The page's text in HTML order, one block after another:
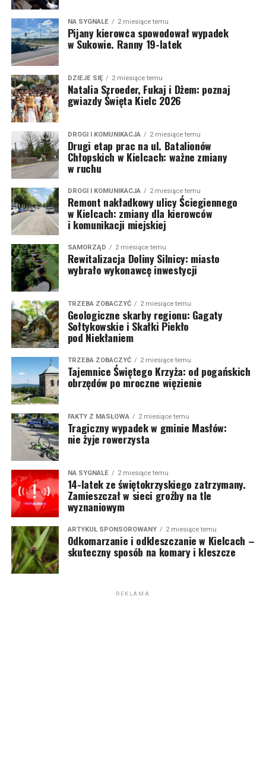
NA SYGNALE 2 miesiące temu
Pijany kierowca spowodował wypadek
w Sukowie. Ranny 19-latek
DZIEJE SIĘ 2 miesiące temu
Natalia Szroeder, Fukaj i Dżem: poznaj
gwiazdy Święta Kielc 2026
DROGI I KOMUNIKACJA 2 miesiące temu
Drugi etap prac na ul. Batalionów
Chłopskich w Kielcach: ważne zmiany
w ruchu
DROGI I KOMUNIKACJA 2 miesiące temu
Remont nakładkowy ulicy Ściegiennego
w Kielcach: zmiany dla kierowców
i komunikacji miejskiej
SAMORZĄD 2 miesiące temu
Rewitalizacja Doliny Silnicy: miasto
wybrało wykonawcę inwestycji
TRZEBA ZOBACZYĆ 2 miesiące temu
Geologiczne skarby regionu: Gagaty
Sołtykowskie i Skałki Piekło
pod Niekłaniem
TRZEBA ZOBACZYĆ 2 miesiące temu
Tajemnice Świętego Krzyża: od pogańskich
obrzędów po mroczne więzienie
FAKTY Z MASŁOWA 2 miesiące temu
Tragiczny wypadek w gminie Masłów:
nie żyje rowerzysta
NA SYGNALE 2 miesiące temu
14-latek ze świętokrzyskiego zatrzymany.
Zamieszczał w sieci groźby na tle
wyznaniowym
ARTYKUŁ SPONSOROWANY 2 miesiące temu
Odkomarzanie i odkleszczanie w Kielcach –
skuteczny sposób na komary i kleszcze
REKLAMA